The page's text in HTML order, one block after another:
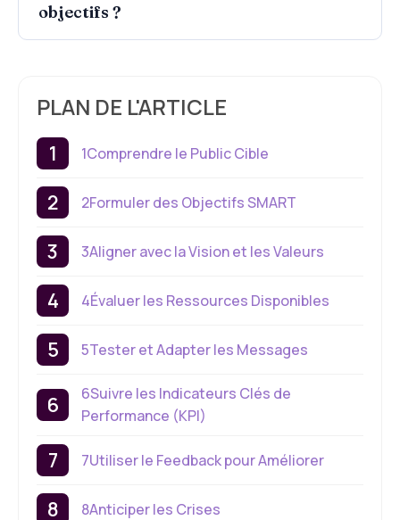
objectifs ?
PLAN DE L'ARTICLE
1Comprendre le Public Cible
2Formuler des Objectifs SMART
3Aligner avec la Vision et les Valeurs
4Évaluer les Ressources Disponibles
5Tester et Adapter les Messages
6Suivre les Indicateurs Clés de
Performance (KPI)
7Utiliser le Feedback pour Améliorer
8Anticiper les Crises